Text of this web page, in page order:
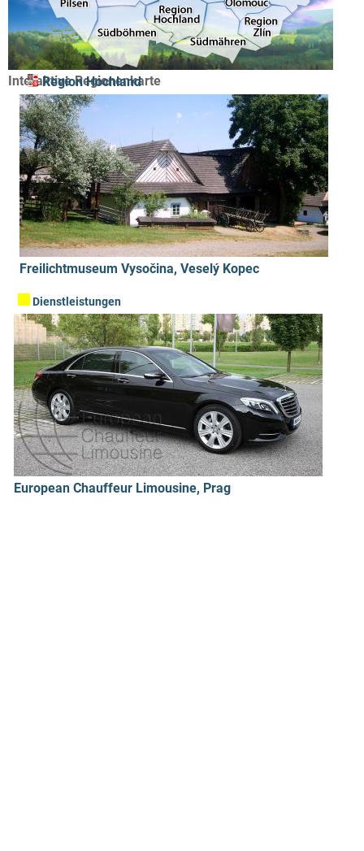
Interaktive Regionenkarte
Region Hochland
Freilichtmuseum Vysočina, Veselý Kopec
Dienstleistungen
European Chauffeur Limousine, Prag